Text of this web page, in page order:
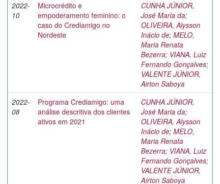
2022-
10
Microcrédito e
empoderamento feminino: o
caso do Crediamigo no
Nordeste
CUNHA JÚNIOR,
José Maria da;
OLIVEIRA, Alysson
Inácio de; MELO,
Maria Renata
Bezerra; VIANA, Luiz
Fernando Gonçalves;
VALENTE JÚNIOR,
Airton Saboya
2022-
08
Programa Crediamigo: uma
análise descritiva dos clientes
ativos em 2021
CUNHA JÚNIOR,
José Maria da;
OLIVEIRA, Alysson
Inácio de; MELO,
Maria Renata
Bezerra; VIANA, Luiz
Fernando Gonçalves;
VALENTE JÚNIOR,
Aírton Saboya